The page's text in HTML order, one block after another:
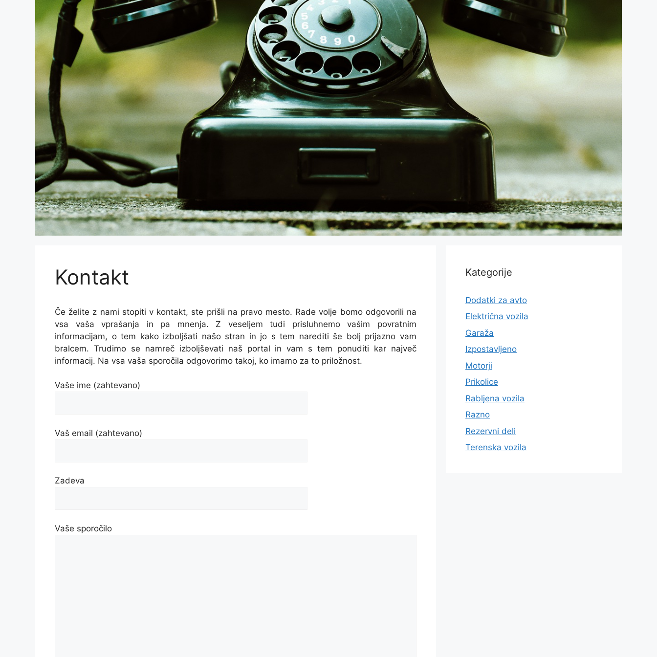
Kontakt
Če želite z nami stopiti v kontakt, ste prišli na pravo mesto. Rade volje bomo odgovorili na
vsa vaša vprašanja in pa mnenja. Z veseljem tudi prisluhnemo vašim povratnim
informacijam, o tem kako izboljšati našo stran in jo s tem narediti še bolj prijazno vam
bralcem. Trudimo se namreč izboljševati naš portal in vam s tem ponuditi kar največ
informacij. Na vsa vaša sporočila odgovorimo takoj, ko imamo za to priložnost.
Vaše ime (zahtevano)
Vaš email (zahtevano)
Zadeva
Vaše sporočilo
Kategorije
Dodatki za avto
Električna vozila
Garaža
Izpostavljeno
Motorji
Prikolice
Rabljena vozila
Razno
Rezervni deli
Terenska vozila